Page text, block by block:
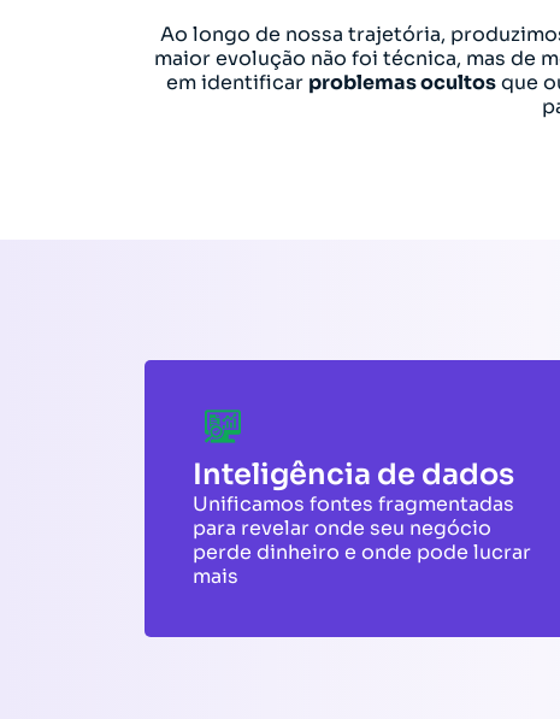
Ao longo de nossa trajetória,
maior evolução não foi técnica, mas de
em identificar problemas ocultosque
Inteligência de dados
Unificamos fontes fragmentadas
para revelar onde seu negócio
perde dinheiro e onde pode lucrar
mais